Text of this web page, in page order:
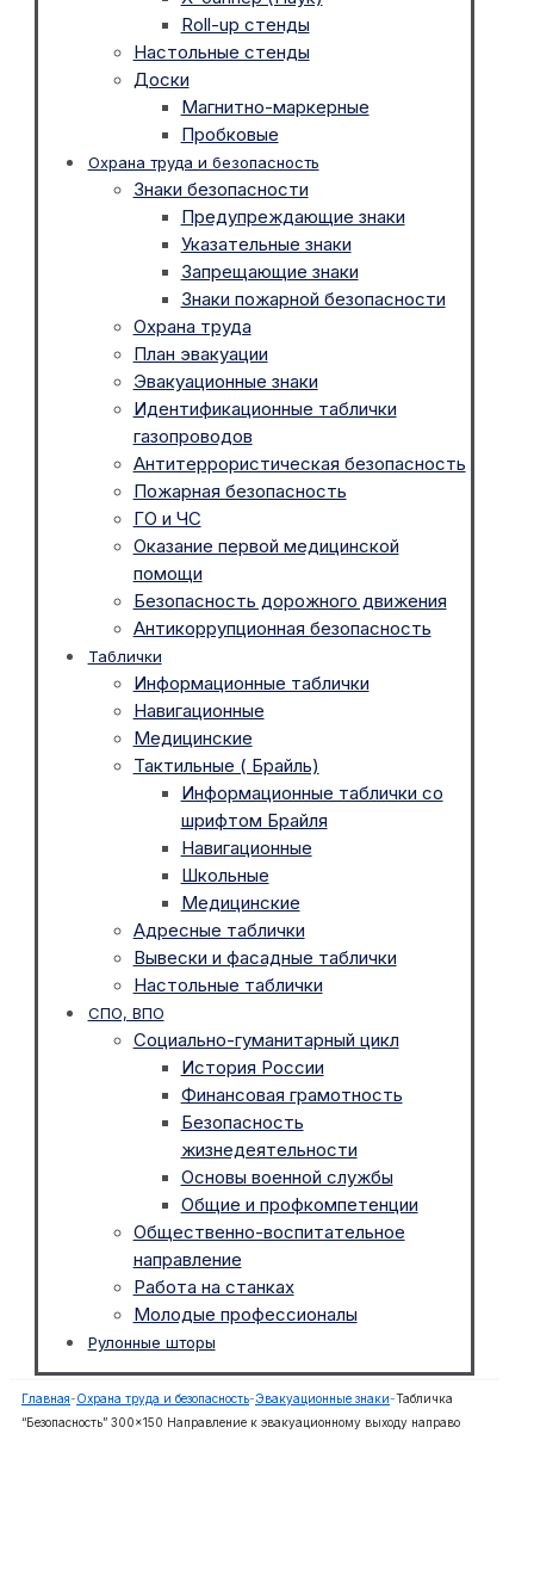
Roll-up стенды
Настольные стенды
Доски
Магнитно-маркерные
Пробковые
Охрана труда и безопасность
Знаки безопасности
Предупреждающие знаки
Указательные знаки
Запрещающие знаки
Знаки пожарной безопасности
Охрана труда
План эвакуации
Эвакуационные знаки
Идентификационные таблички
газопроводов
Антитеррористическая безопасность
Пожарная безопасность
ГО и ЧС
Оказание первой медицинской
помощи
Безопасность дорожного движения
Антикоррупционная безопасность
Таблички
Информационные таблички
Навигационные
Медицинские
Тактильные ( Брайль)
Информационные таблички со
шрифтом Брайля
Навигационные
Школьные
Медицинские
Адресные таблички
Вывески и фасадные таблички
Настольные таблички
СПО, ВПО
Социально-гуманитарный цикл
История России
Финансовая грамотность
Безопасность
жизнедеятельности
Основы военной службы
Общие и профкомпетенции
Общественно-воспитательное
направление
Работа на станках
Молодые профессионалы
Рулонные шторы
Главная-Охрана труда и безопасность-Эвакуационные знаки-Табличка
“Безопасность” 300×150 Направление к эвакуационному выходу направо